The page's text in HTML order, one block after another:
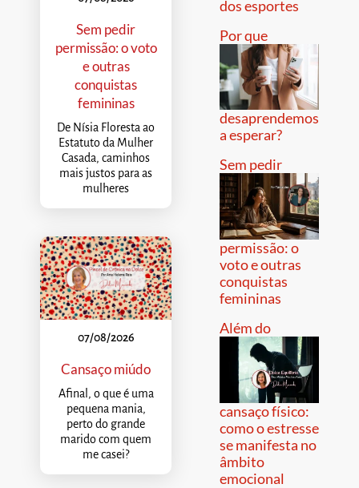
Sem pedir
permissão: o voto
e outras
conquistas
femininas
De Nísia Floresta ao
Estatuto da Mulher
Casada, caminhos
mais justos para as
mulheres
07/08/2026
Cansaço miúdo
Afinal, o que é uma
pequena mania,
perto do grande
marido com quem
me casei?
dos esportes
Por que
desaprendemos
a esperar?
Sem pedir
permissão: o
voto e outras
conquistas
femininas
Além do
cansaço físico:
como o estresse
se manifesta no
âmbito
emocional